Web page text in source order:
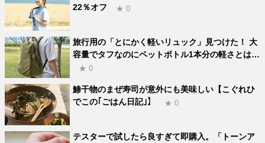
22％オフ
★ 0
旅行用の「とにかく軽いリュック」見つけた！ 大
容量でタフなのにペットボトル1本分の軽さとは…
★ 0
鯵干物のまぜ寿司が意外にも美味しい【こぐれひ
でこの｢ごはん日記｣】
★ 0
テスターで試したら良すぎて即購入。「トーンア